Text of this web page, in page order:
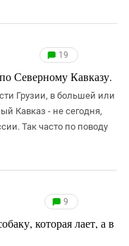
19
Северному Кавказу.
Грузии, в большей или
Кавказ - не сегодня,
Так часто по поводу
9
которая лает, а в